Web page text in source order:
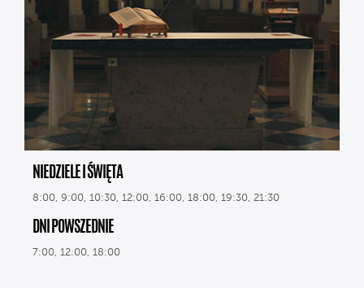
NIEDZIELE I ŚWIĘTA
8:00, 9:00, 10:30, 12:00, 16:00, 18:00, 19:30, 21:30
DNI POWSZEDNIE
7:00, 12:00, 18:00